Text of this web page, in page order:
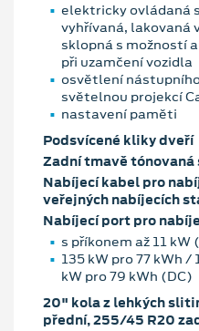
elektricky ovládaná
vyhřívaná, lakovaná
sklopná s možností
při uzamčení vozidla
osvětlení
světelnou projekcí
nastavení paměti
Podsvícené kliky dveří
Zadní tmavě tónovaná
Nabíjecí kabel pro
veřejných nabíjecích
Nabíjecí port pro
s příkonem až 11 kW
135 kW pro 77 kWh
kW pro 79 kWh (DC)
20" kola z lehkých
přední, 255/45 R20